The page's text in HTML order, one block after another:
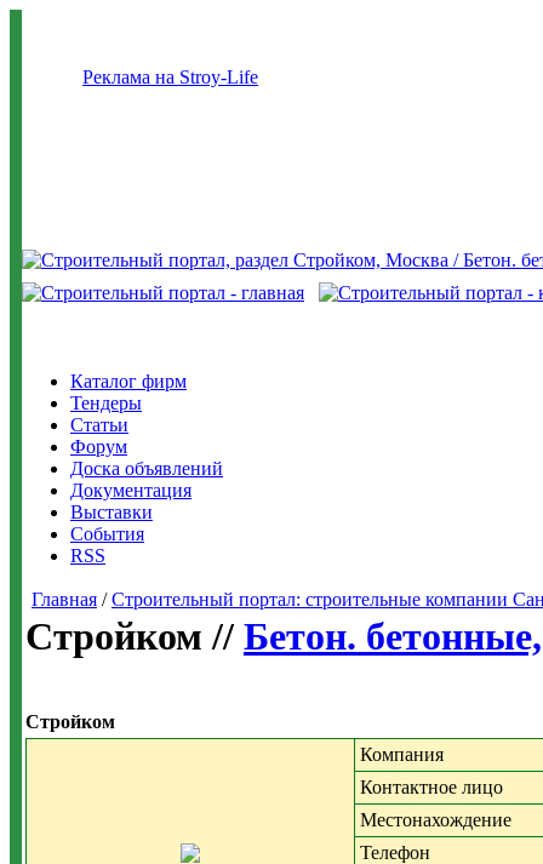
Реклама на Stroy-Life
Каталог фирм
Тендеры
Статьи
Форум
Доска объявлений
Документация
Выставки
События
RSS
Главная /Строительный портал: строительные компании
Стройком // Бетон.
Стройком
Компания
Контактное лицо
Местонахождение
Телефон